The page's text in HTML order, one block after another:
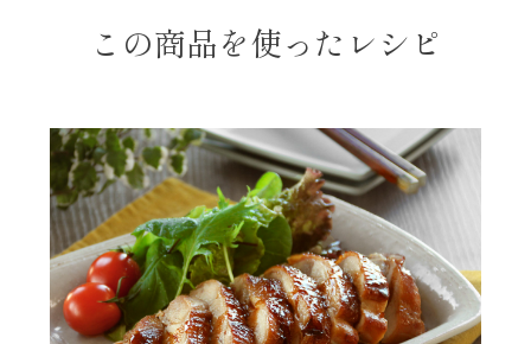
年末年始
その他
この商品を使ったレシピ